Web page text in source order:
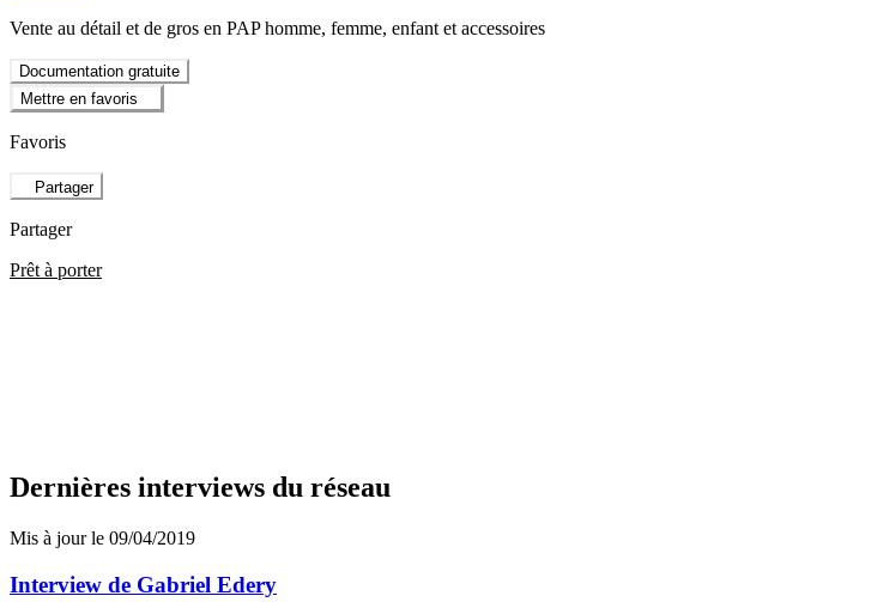
Vente au détail et de gros en PAP homme, femme, enfant et accessoires
Documentation gratuite
Mettre en favoris
Favoris
Partager
Partager
Prêt à porter
Dernières interviews du réseau
Mis à jour le 09/04/2019
Interview de Gabriel Edery